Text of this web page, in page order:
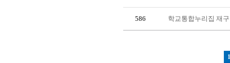
586 학교통합누리집 재